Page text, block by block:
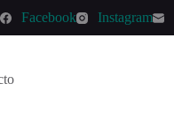
Facebook Instagram